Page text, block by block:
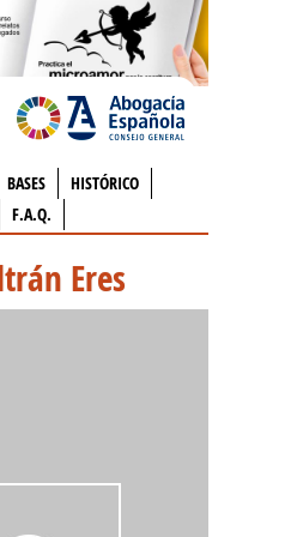
BASES
HISTÓRICO
F.A.Q.
Eres